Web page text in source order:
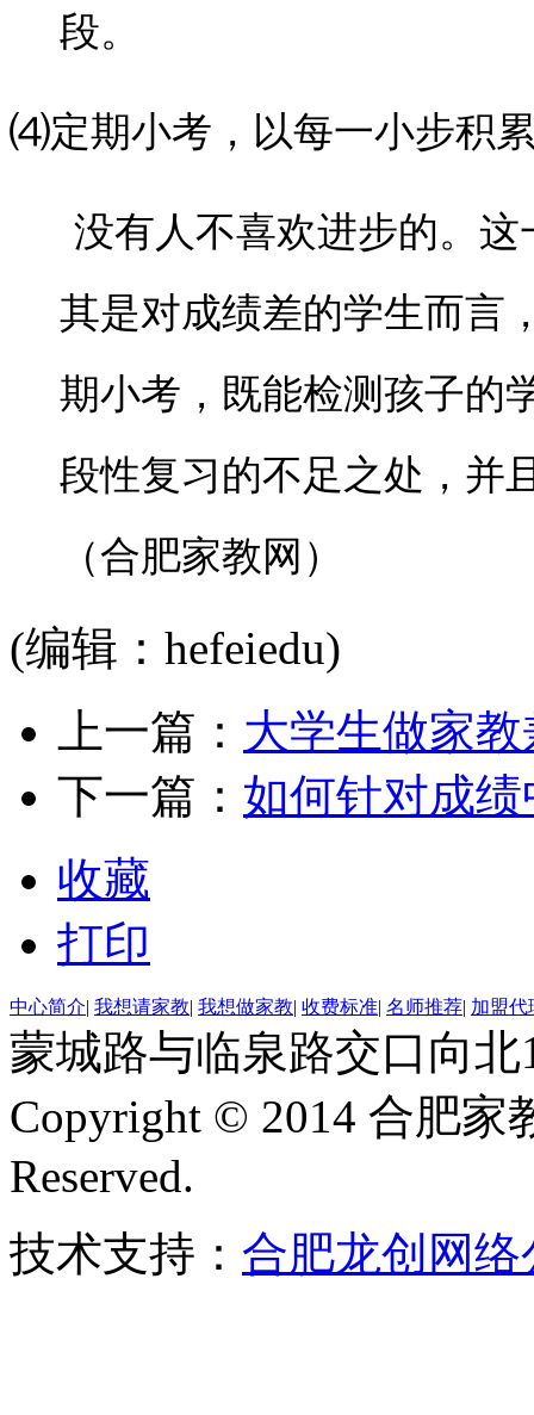
段。
⑷定期小考，以每一小步积
没有人不喜欢进步的。这
其是对成绩差的学生而言
期小考，既能检测孩子的
段性复习的不足之处，并
（合肥家教网）
(编辑：hefeiedu)
上一篇： 大学生做家
下一篇： 如何针对成
收藏
打印
中心简介| 我想请家教| 我想做家教| 收费标准| 名师推荐| 加盟代
蒙城路与临泉路交口向
Copyright © 2014 合肥家
Reserved.
技术支持： 合肥龙创网络